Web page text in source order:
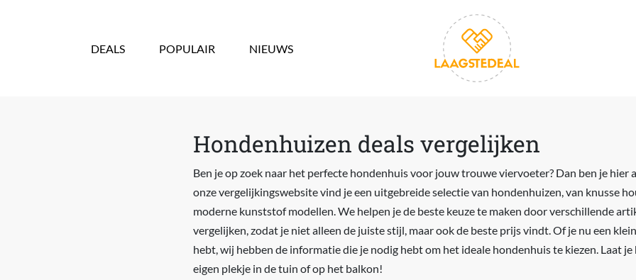
DEALS POPULAIR NIEUWS
Hondenhuizen deals vergelijken
Ben je op zoek naar het perfecte hondenhuis voor jouw trouwe viervoeter? Dan ben je hier
onze vergelijkingswebsite vind je een uitgebreide selectie van hondenhuizen, van knusse
moderne kunststof modellen. We helpen je de beste keuze te maken door verschillende
vergelijken, zodat je niet alleen de juiste stijl, maar ook de beste prijs vindt. Of je nu een
hebt, wij hebben de informatie die je nodig hebt om het ideale hondenhuis te kiezen. Laat
eigen plekje in de tuin of op het balkon!